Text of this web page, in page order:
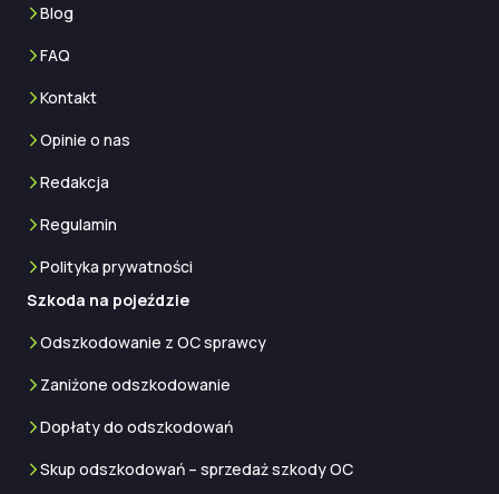
Blog
FAQ
Kontakt
Opinie o nas
Redakcja
Regulamin
Polityka prywatności
Szkoda na pojeździe
Odszkodowanie z OC sprawcy
Zaniżone odszkodowanie
Dopłaty do odszkodowań
Skup odszkodowań – sprzedaż szkody OC